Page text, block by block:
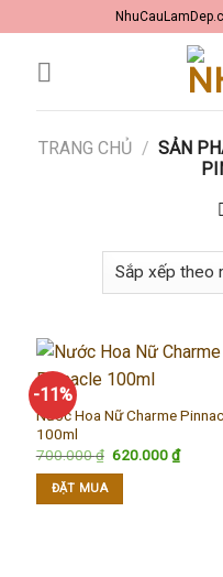
to
content
TRANG CHỦ / SẢN
-11%
Nước Hoa Nữ Charme
100ml
700.000₫ Giá
620.000₫Giá
hiện
ĐẶT MUA